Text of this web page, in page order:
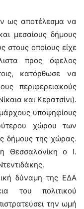
ως αποτέλεσμα να
μεσαίους δήμους
στους οποίους είχε
προς όφελος
κατόρθωσε να
περιφερειακούς
και Κερατσίνι).
υποψηφίους
χώρου των
δήμους της χώρας.
Θεσσαλονίκη ο Ι.
δύναμη της ΕΔΑ
του πολιτικού
την ωμή